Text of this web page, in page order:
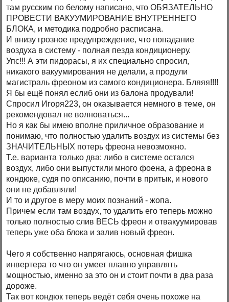
там русским по белому написано, что ОБЯЗАТЕЛЬНО
ПРОВЕСТИ ВАКУУМИРОВАНИЕ ВНУТРЕННЕГО
БЛОКА, и методика подробно расписана.
И внизу грозное предупреждение, что попадание
воздуха в систему - полная пезда кондиционеру.
Упс!!! А эти пидорасы, я их специально спросил,
никакого вакуумирования не делали, а продули
магистраль фреоном из самого кондиционера. Бляяя!!!!
Я бы ещё понял еслиб они из балона продували!
Спросил Игоря223, он оказывается немного в теме, он
рекомендовал не волноваться...
Но я как бы имею вполне приличное образование и
понимаю, что полностью удалить воздух из системы без
ЗНАЧИТЕЛЬНЫХ потерь фреона невозможно.
Т.е. варианта только два: либо в системе остался
воздух, либо они выпустили много фоена, а фреона в
кондюке, судя по описанию, почти в притык, и нового
они не добавляли!
И то и другое в меру моих познаний - жопа.
Причем если там воздух, то удалить его теперь можно
только полностью слив ВЕСЬ фреон и отвакуумировав
теперь уже оба блока и залив новый фреон.
Чего я собственно напрягаюсь, основная фишка
инвертера то что он умеет плавно управлять
мощностью, именно за это он и стоит почти в два раза
дороже.
Так вот кондюк теперь ведёт себя очень похоже на